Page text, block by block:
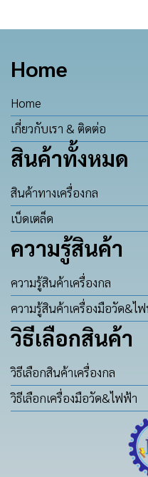
Home
Home
เกี่ยวกับเรา & ติดต่อ
สินค้าทั้งหมด
สินค้าทางเครื่องกล
เบ็ดเตล็ด
ความรู้สินค้า
ความรู้สินค้าเครื่องกล
ความรู้สินค้าเครื่องมือวัด&ไ
วิธีเลือกสินค้า
วิธีเลือกสินค้าเครื่องกล
วิธีเลือกเครื่องมือวัด&ไฟฟ้า